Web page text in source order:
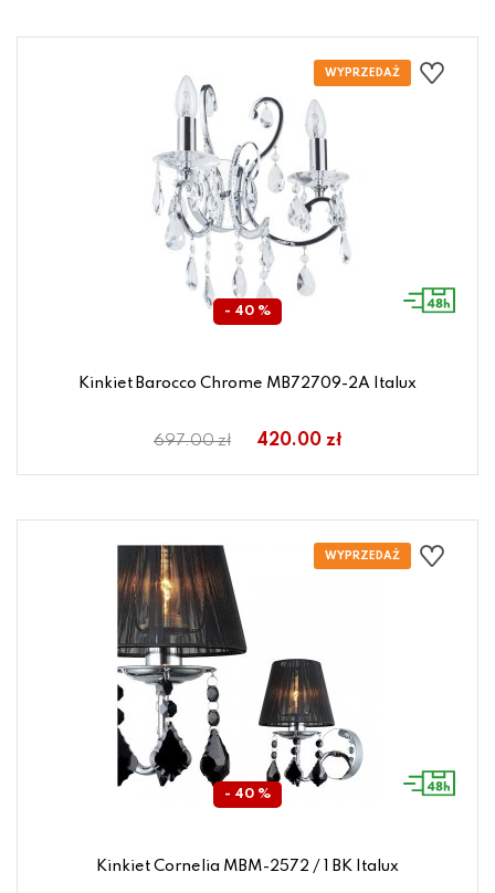
- 40 %
Kinkiet Barocco Chrome MB72709-2A Italux
697.00 zł 420.00 zł
- 40 %
Kinkiet Cornelia MBM-2572 / 1 BK Italux